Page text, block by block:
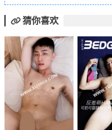
猜你喜欢